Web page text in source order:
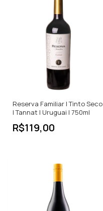
Reserva Familiar | Tinto Seco
| Tannat | Uruguai | 750ml
R$119,00